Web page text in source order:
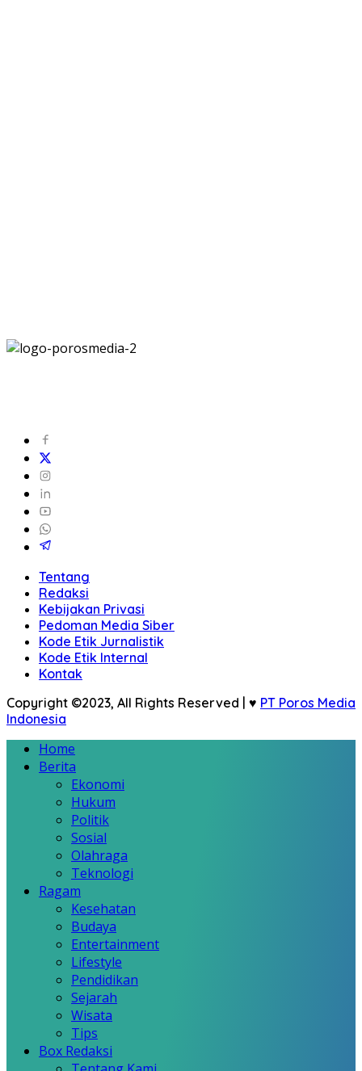
Tentang
Redaksi
Kebijakan Privasi
Pedoman Media Siber
Kode Etik Jurnalistik
Kode Etik Internal
Kontak
Copyright ©2023, All Rights Reserved | ♥ PT Poros Media
Indonesia
Home
Berita
Ekonomi
Hukum
Politik
Sosial
Olahraga
Teknologi
Ragam
Kesehatan
Budaya
Entertainment
Lifestyle
Pendidikan
Sejarah
Wisata
Tips
Box Redaksi